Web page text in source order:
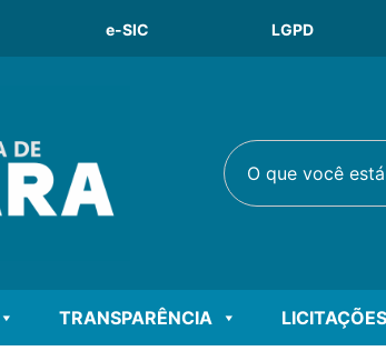
e-SIC LGPD
O que você está
TRANSPARÊNCIA LICITAÇÕES